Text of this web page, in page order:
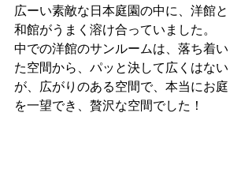
広ーい素敵な日本庭園の中に、洋館と
和館がうまく溶け合っていました。
中での洋館のサンルームは、落ち着い
た空間から、パッと決して広くはない
が、広がりのある空間で、本当にお庭
を一望でき、贅沢な空間でした！